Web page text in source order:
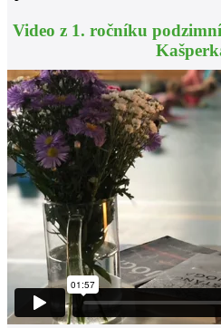
Video z 1. ročníku